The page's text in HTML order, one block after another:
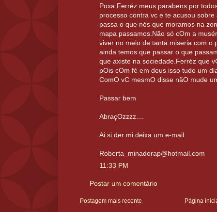
Poxa Ferréz meus parabens por
processo contra vc e te acusou
passa o que nós que moramos na
mapa passamos.Não só cOm a
viver no meio de tanta miseria com o
ainda temos que passar o que
que axiste na sociedade.Ferréz que
pOis cOm fé em deus isso tudo um
ComO vC mesmO disse nãO mude
Passar bem
AbraçOzzzz....
Ai si der mi deixa um e-mail.
Roberta_minadorap@hotmail.com
11:33 PM
Postar um comentário
Postagem mais recente Página